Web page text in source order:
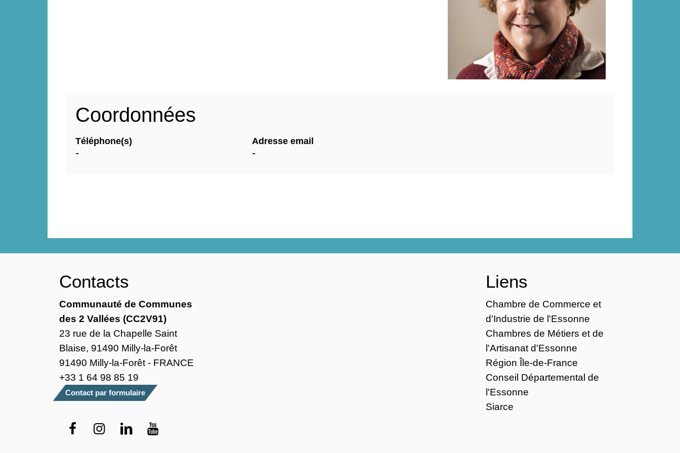
Coordonnées
Téléphone(s)
-
Adresse email
-
Contacts
Communauté de Communes
des 2 Vallées (CC2V91)
23 rue de la Chapelle Saint
Blaise, 91490 Milly-la-Forêt
91490 Milly-la-Forêt - FRANCE
+33 1 64 98 85 19
Contact par formulaire
Liens
Chambre de Commerce et
d'Industrie de l'Essonne
Chambres de Métiers et de
l'Artisanat d'Essonne
Région Île-de-France
Conseil Départemental de
l'Essonne
Siarce